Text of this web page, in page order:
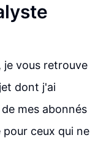
je vous retrouve
dont j'ai
mes abonnés
ceux qui ne